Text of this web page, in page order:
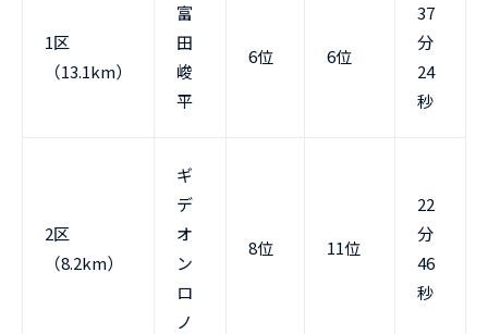
1区
（13.1km）
富
田
峻
平
6位 6位
37
分
24
秒
2区
（8.2km）
ギ
デ
オ
ン
ロ
ノ
8位 11位
22
分
46
秒